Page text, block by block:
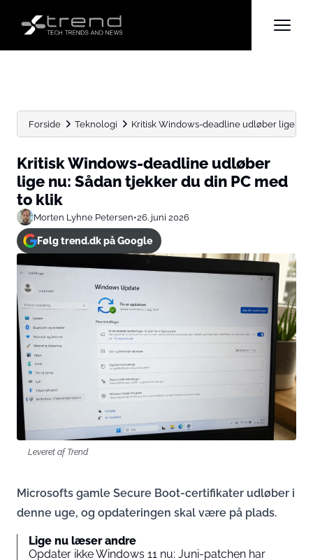
Forside Teknologi Kritisk Windows-deadline udløber lige nu:
Kritisk Windows-deadline udløber
lige nu: Sådan tjekker du din PC med
to klik
Morten Lyhne Petersen•26. juni 2026
Følg trend.dk på Google
Leveret af Trend
Microsofts gamle Secure Boot-certifikater udløber i
denne uge, og opdateringen skal være på plads.
Lige nu læser andre
Opdater ikke Windows 11 nu: Juni-patchen har